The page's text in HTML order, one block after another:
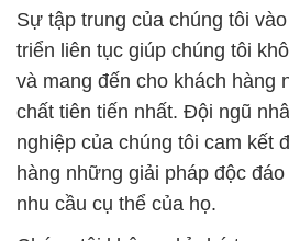
Sự tập trung của chúng tôi
triển liên tục giúp chúng tôi
và mang đến cho khách hàng
chất tiên tiến nhất. Đội ngũ
nghiệp của chúng tôi cam kết
hàng những giải pháp độc
nhu cầu cụ thể của họ.